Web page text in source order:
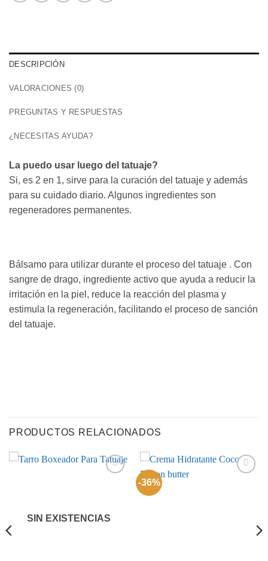
DESCRIPCIÓN
VALORACIONES (0)
PREGUNTAS Y RESPUESTAS
¿NECESITAS AYUDA?
La puedo usar luego del tatuaje?
Si, es 2 en 1, sirve para la curación del tatuaje y además
para su cuidado diario. Algunos ingredientes son
regeneradores permanentes.
Bálsamo para utilizar durante el proceso del tatuaje . Con
sangre de drago, ingrediente activo que ayuda a reducir la
irritación en la piel, reduce la reacción del plasma y
estimula la regeneración, facilitando el proceso de sanción
del tatuaje.
PRODUCTOS RELACIONADOS
SIN EXISTENCIAS
-36%